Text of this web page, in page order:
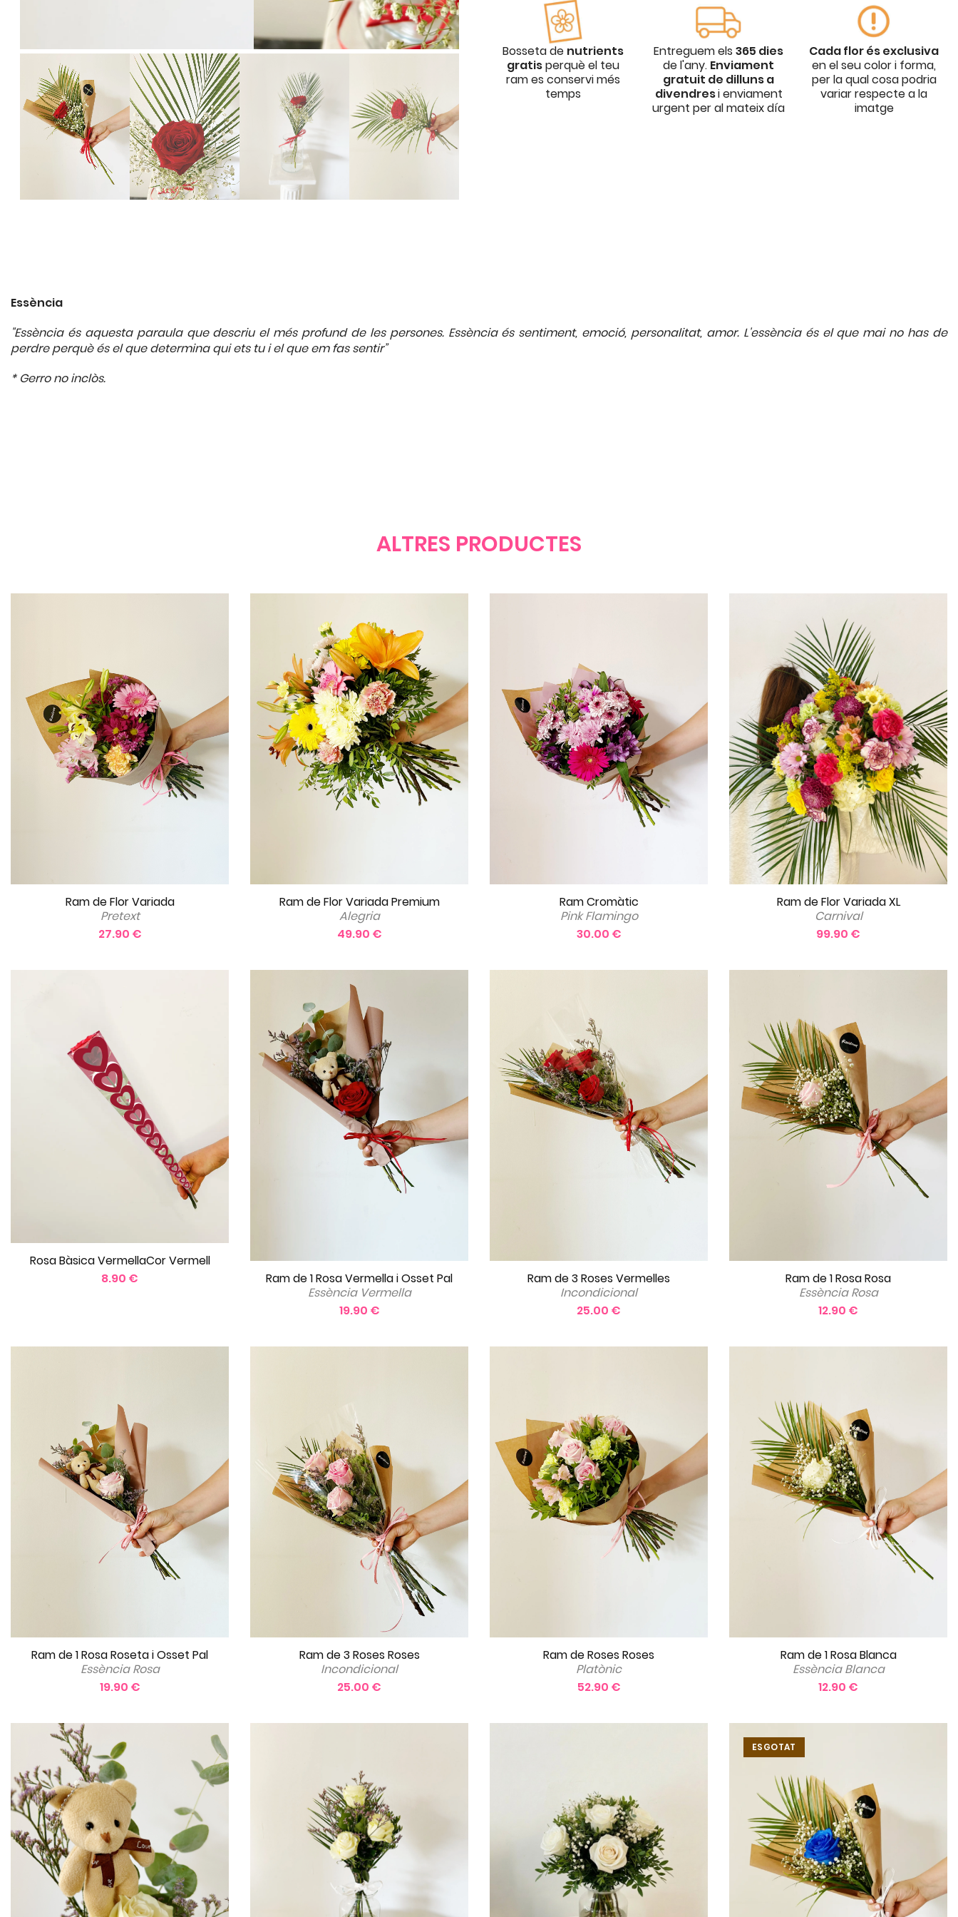
Bosseta de nutrients
gratisperquè el teu
ram es conservi més
temps
Entreguem els 365 dies
de l'any. Enviament
gratuit de dilluns a
divendresi enviament
urgent per al mateix día
Cada flor és exclusiva
en el seu color i forma,
per la qual cosa podria
variar respecte a la
imatge
Essència
"Essència és aquesta paraula que descriu el més profund de les persones. Essència és sentiment, emoció, personalitat, amor. L'essència és el que mai no has de
perdre perquè és el que determina qui ets tu i el que em fas sentir”
* Gerro no inclòs.
ALTRES PRODUCTES
Ram de Flor Variada
Pretext
27.90 €
Ram de Flor Variada Premium
Alegria
49.90 €
Ram Cromàtic
Pink Flamingo
30.00 €
Ram de Flor Variada XL
Carnival
99.90 €
Rosa Bàsica VermellaCor Vermell
8.90 €
Ram de 1 Rosa Vermella i Osset Pal
Essència Vermella
19.90 €
Ram de 3 Roses Vermelles
Incondicional
25.00 €
Ram de 1 Rosa Rosa
Essència Rosa
12.90 €
Ram de 1 Rosa Roseta i Osset Pal
Essència Rosa
19.90 €
Ram de 3 Roses Roses
Incondicional
25.00 €
Ram de Roses Roses
Platònic
52.90 €
Ram de 1 Rosa Blanca
Essència Blanca
12.90 €
ESGOTAT